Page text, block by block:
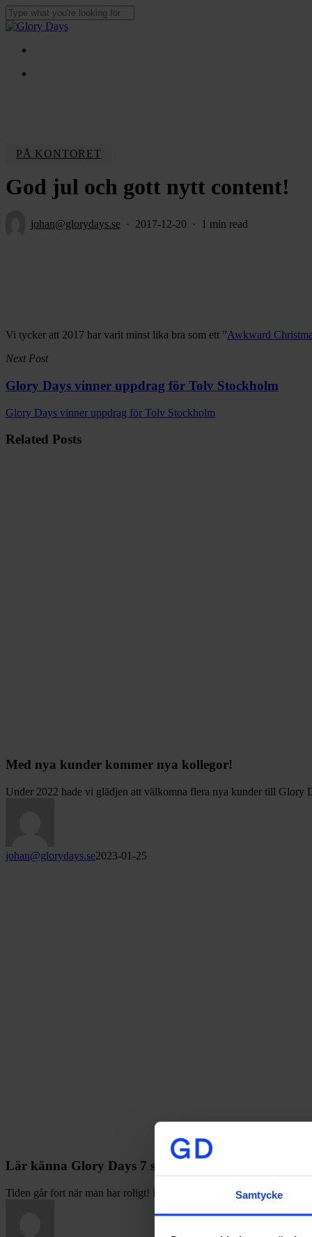
Samtycke
Skip
to
content
Close
Menu
PÅ KONTORET
God jul och gott nytt content!
johan@glorydays.se 2017-12-20 1 min read
Vi tycker att 2017 har varit minst lika bra som ett ”Awkward
Next Post
Glory Days vinner uppdrag för Tolv Stockholm
Glory Days vinner uppdrag för Tolv Stockholm
Related Posts
Med nya kunder kommer nya kollegor!
Under 2022 hade vi glädjen att välkomna flera nya kunder till Glory
johan@glorydays.se2023-01-25
Lär känna Glory Days 7 senaste tillskott!
Tiden går fort när man har roligt! Förutom att vi börjat jobba med